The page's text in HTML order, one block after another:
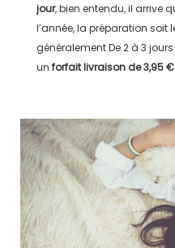
jour, bien entendu, il arrive
l’année, la préparation soit
généralementDe 2 à 3 jours
un forfait livraison de3,95 €